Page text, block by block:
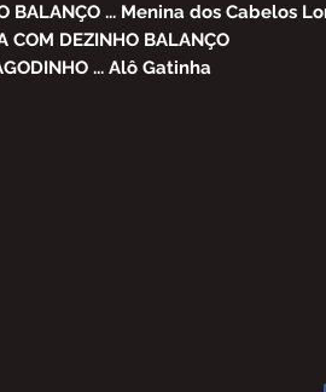
BALANÇO ... Menina dos Cabelos
COM DEZINHO BALANÇO
... Alô Gatinha